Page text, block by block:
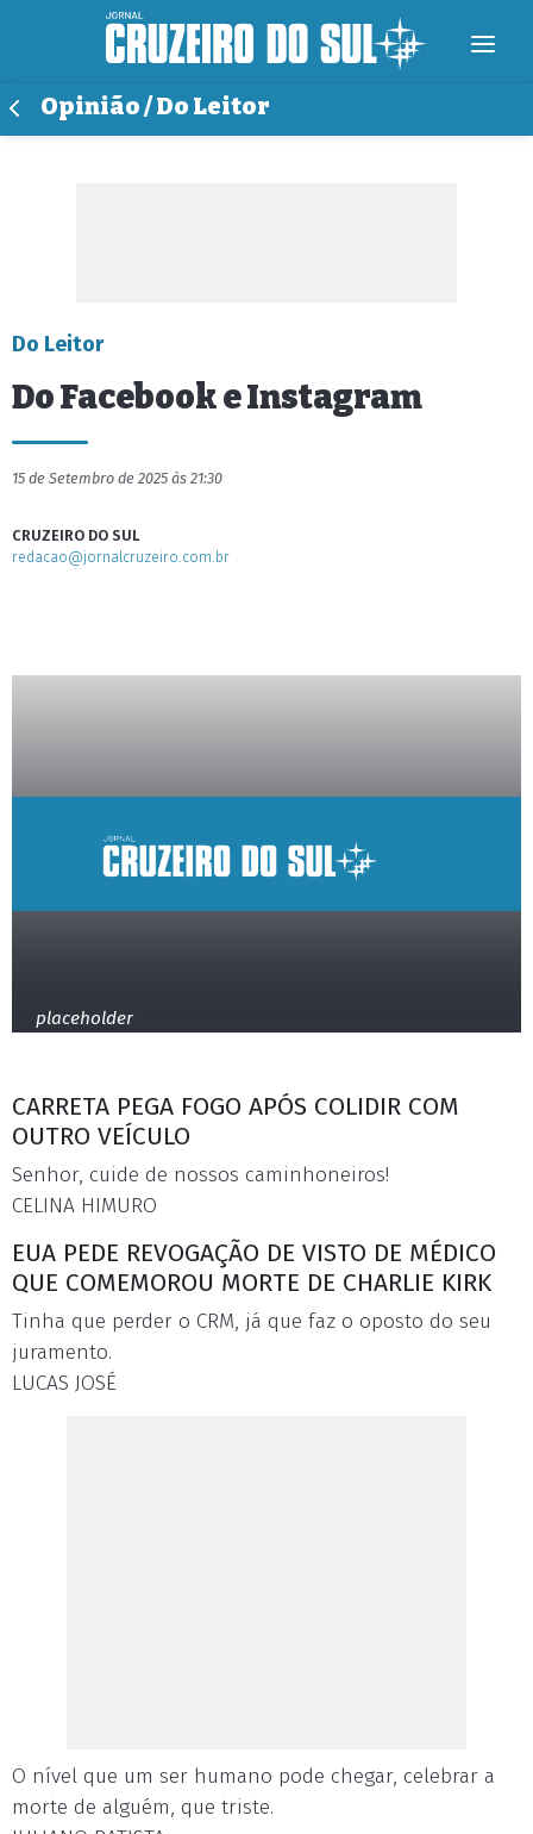
Opinião / Do Leitor
Do Leitor
Do Facebook e Instagram
15 de Setembro de 2025 às 21:30
CRUZEIRO DO SUL
redacao@jornalcruzeiro.com.br
placeholder
CARRETA PEGA FOGO APÓS COLIDIR COM
OUTRO VEÍCULO
Senhor, cuide de nossos caminhoneiros!
CELINA HIMURO
EUA PEDE REVOGAÇÃO DE VISTO DE MÉDICO
QUE COMEMOROU MORTE DE CHARLIE KIRK
Tinha que perder o CRM, já que faz o oposto do seu
juramento.
LUCAS JOSÉ
O nível que um ser humano pode chegar, celebrar a
morte de alguém, que triste.